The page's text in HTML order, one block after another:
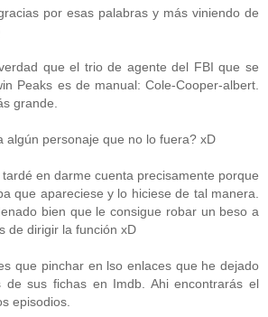
por esas palabras y más viniendo de
que el trio de agente del FBI que se
Peaks es de manual: Cole-Cooper-albert.
grande.
algún personaje que no lo fuera? xD
en darme cuenta precisamente porque
que apareciese y lo hiciese de tal manera.
bien que le consigue robar un beso a
de dirigir la función xD
que pinchar en lso enlaces que he dejado
de sus fichas en Imdb. Ahi encontrarás el
episodios.